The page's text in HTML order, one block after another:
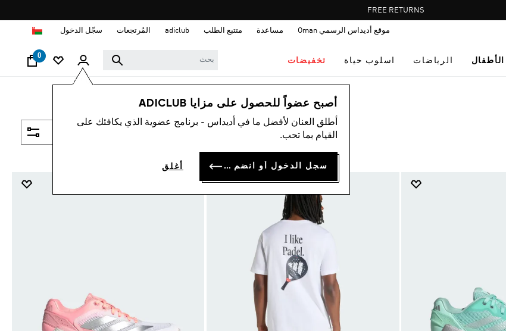
Pause
promotion
FREE RETURNS
موقع أديداس الرسمي Oman مساعدة متتبع الطلب adiclub المُرتجعات سجّل الدخول
الأطفال الرياضات اسلوب حياة تخفيضات
0
أصبح عضواً للحصول على مزايا ADICLUB
أطلق العنان لأفضل ما في أديداس - برنامج عضوية الذي يكافئك على
القيام بما تحب.
سجل الدخول أو انضم الآن أغلق